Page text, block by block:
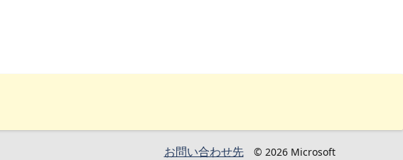
お問い合わせ先
© 2026 Microsoft